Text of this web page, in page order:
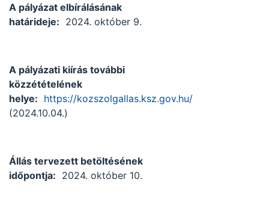
A pályázat elbírálásának
határideje: 2024. október 9.
A pályázati kiírás további
közzétételének
helye: https://kozszolgallas.ksz.gov.hu/
(2024.10.04.)
Állás tervezett betöltésének
időpontja: 2024. október 10.